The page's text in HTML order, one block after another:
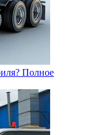
Полное